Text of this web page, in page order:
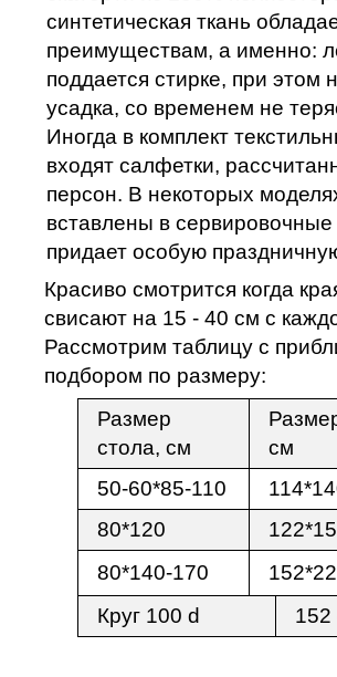
синтетическая ткань
преимуществам, а именно:
поддается стирке, при этом
усадка, со временем не
Иногда в комплект
входят салфетки,
персон. В некоторых
вставлены в сервировочные
придает особую
Красиво смотрится когда
свисают на 15 - 40 см с
Рассмотрим таблицу с
подбором по размеру:
Размер
стола, см
см
50-60*85-110
80*120
80*140-170
Круг 100 d 152